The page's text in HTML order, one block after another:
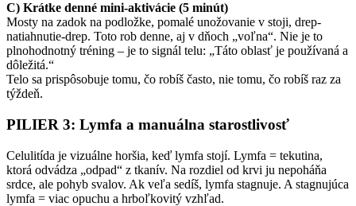
C) Krátke denné mini-aktivácie (5 minút)
Mosty na zadok na podložke, pomalé unožovanie v stoji, drep-
natiahnutie-drep. Toto rob denne, aj v dňoch „voľna“. Nie je to
plnohodnotný tréning – je to signál telu: „Táto oblasť je používaná a
dôležitá.“
Telo sa prispôsobuje tomu, čo robíš často, nie tomu, čo robíš raz za
týždeň.
PILIER 3: Lymfa a manuálna starostlivosť
Celulitída je vizuálne horšia, keď lymfa stojí. Lymfa = tekutina,
ktorá odvádza „odpad“ z tkanív. Na rozdiel od krvi ju nepoháňa
srdce, ale pohyb svalov. Ak veľa sedíš, lymfa stagnuje. A stagnujúca
lymfa = viac opuchu a hrboľkovitý vzhľad.